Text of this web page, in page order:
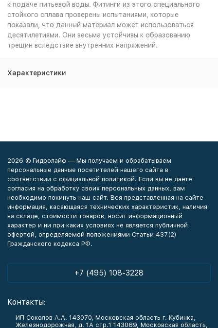
к подаче питьевой воды. Фитинги из этого специального
стойкого сплава проверены испытаниями, которые
показали, что данный материал может использоваться
десятилетиями. Они весьма устойчивы к образованию
трещин вследствие внутренних напряжений.
Характеристики
2026 © Гидролайф — Мы получаем и обрабатываем
персональные данные посетителей нашего сайта в
соответствии с официальной политикой. Если вы не даете
согласия на обработку своих персональных данных, вам
необходимо покинуть наш сайт. Вся представленная на сайте
информация, касающаяся технических характеристик, наличия
на складе, стоимости товаров, носит информационный
характер и ни при каких условиях не является публичной
офертой, определяемой положениями Статьи 437(2)
Гражданского кодекса РФ.
+7 (495) 108-3228
Контакты:
ИП Соколов А.А. 143070, Московская область г. Кубинка,
Железнодорожная, д. 1А стр.1 143069, Московская область,